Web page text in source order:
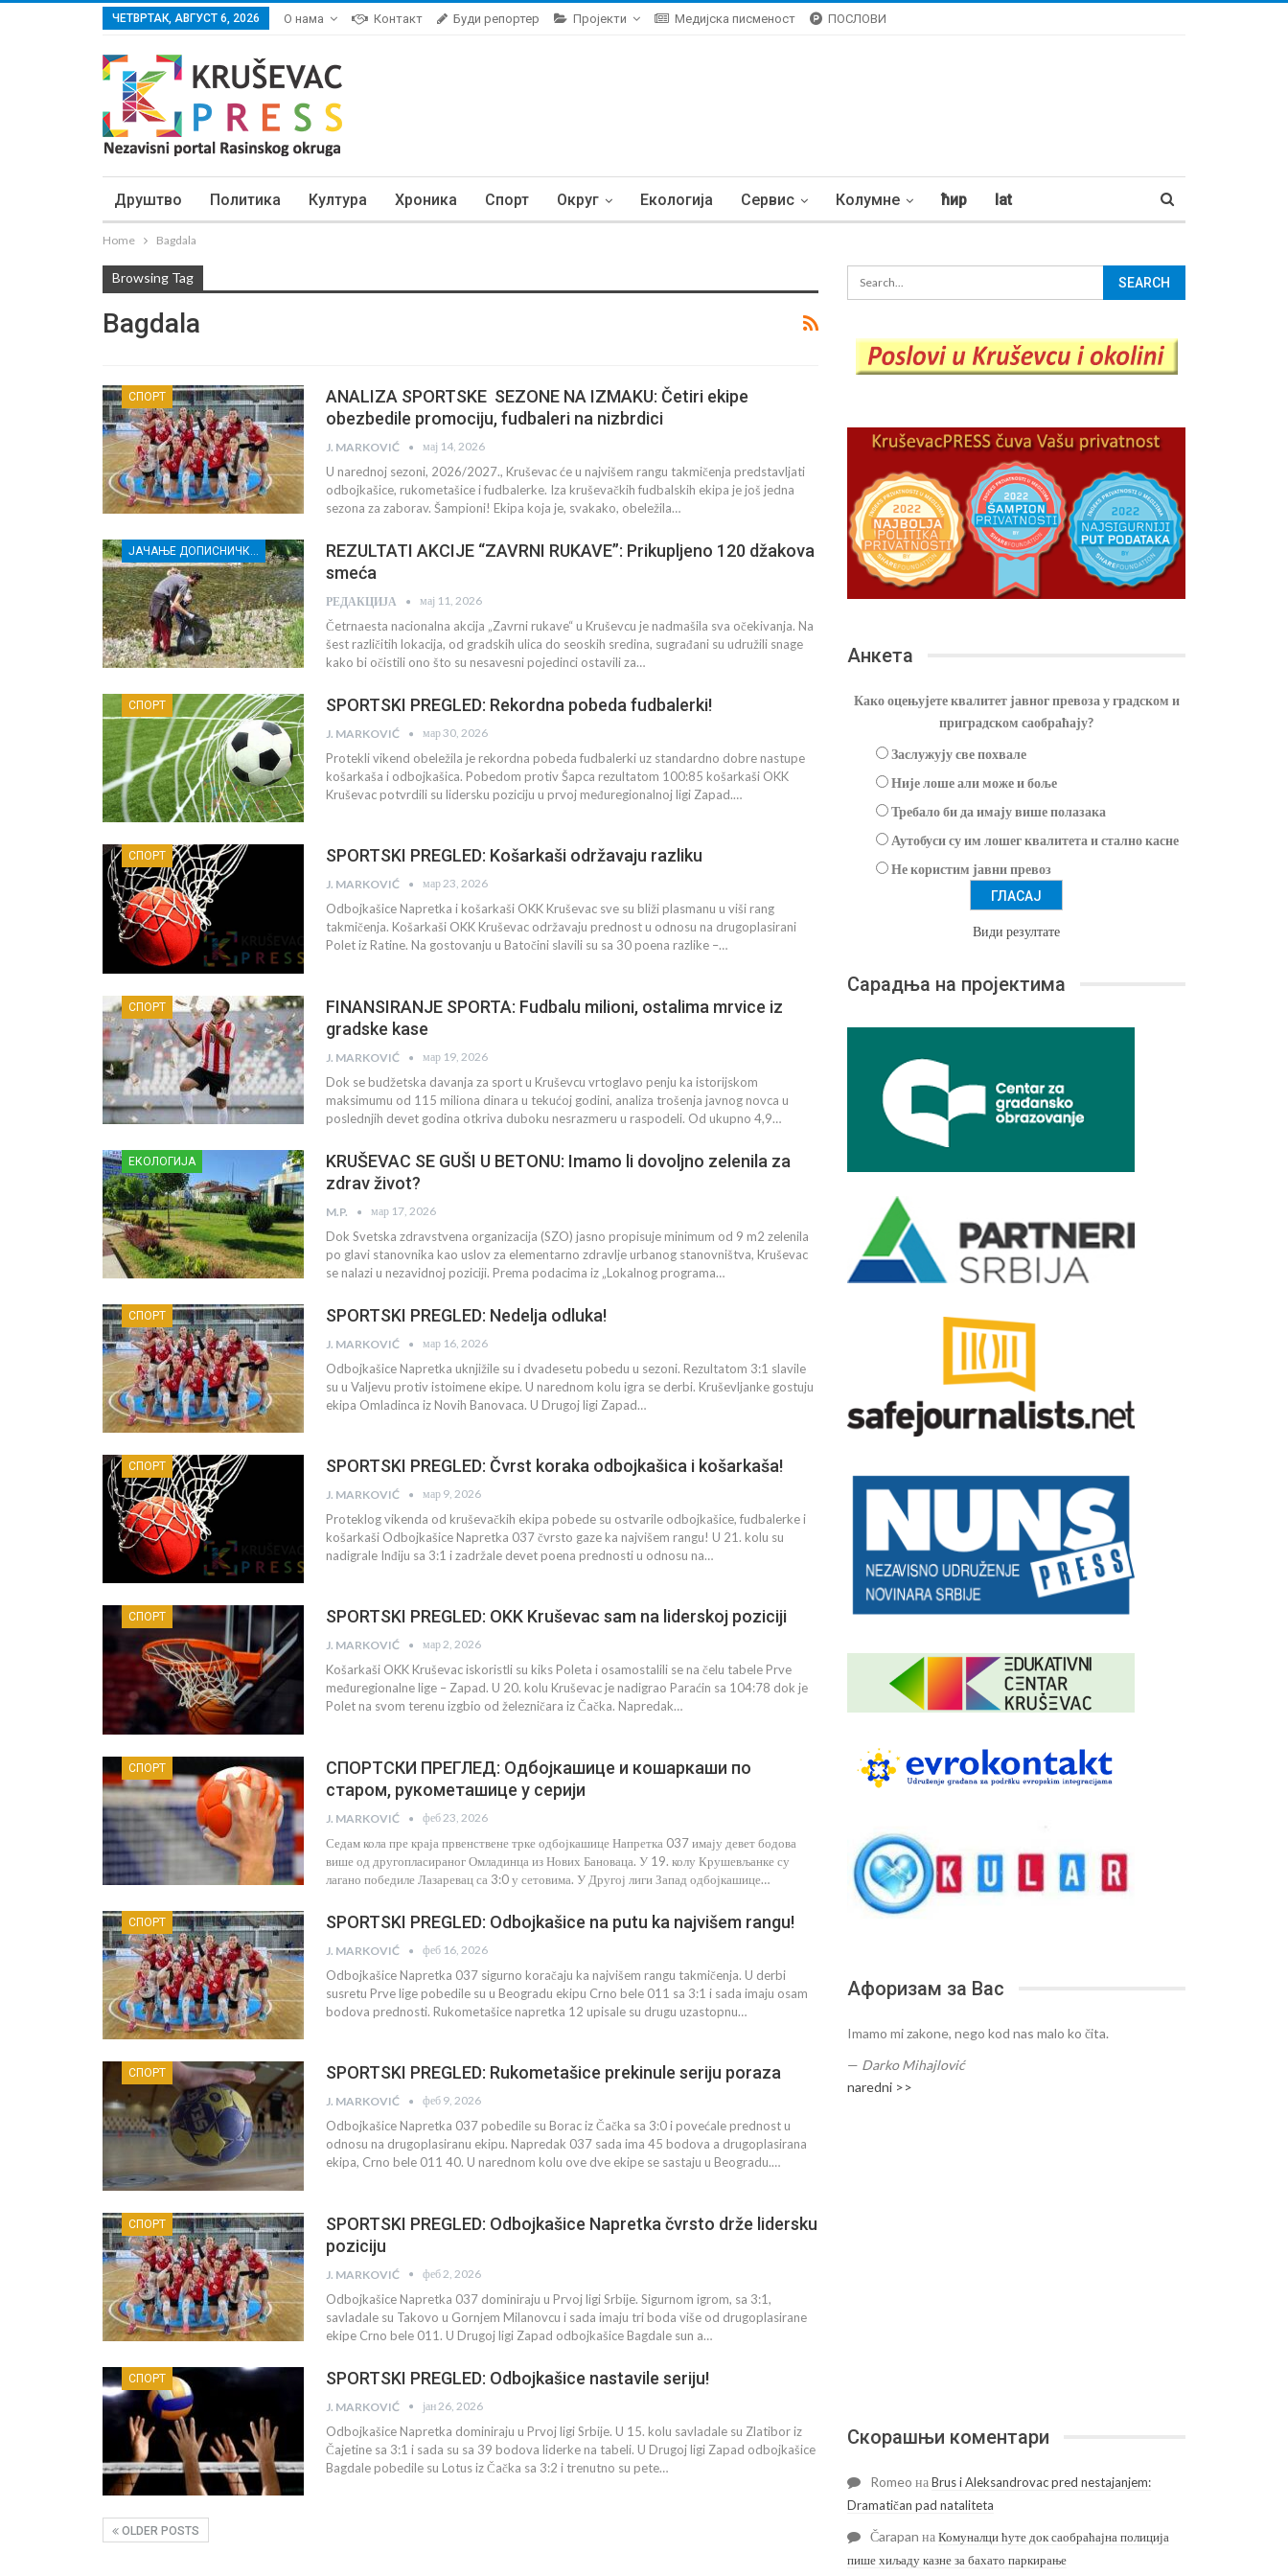
ЧЕТВРТАК, АВГУСТ 6, 2026 О нама Контакт Буди репортер Пројекти Медијска писменост ПОСЛОВИ
Друштво Политика Култура Хроника Спорт Округ Екологија Сервис Колумне ћир lat
Home Bagdala
Browsing Tag
Bagdala
СПОРТ
ANALIZA SPORTSKE SEZONE NA IZMAKU: Četiri ekipe
obezbedile promociju, fudbaleri na nizbrdici
J. MARKOVIĆ мај 14, 2026
U narednoj sezoni, 2026/2027., Kruševac će u najvišem rangu takmičenja predstavljati
odbojkašice, rukometašice i fudbalerke. Iza kruševačkih fudbalskih ekipa je još jedna
sezona za zaborav. Šampioni! Ekipa koja je, svakako, obeležila…
ЈАЧАЊЕ ДОПИСНИЧКЕ МРЕЖЕ НЕЗАВИСНИХ МЕДИЈА У РАСИНСКОМ ОКРУГУ
REZULTATI AKCIJE “ZAVRNI RUKAVE”: Prikupljeno 120 džakova
smeća
РЕДАКЦИЈА мај 11, 2026
Četrnaesta nacionalna akcija „Zavrni rukave“ u Kruševcu je nadmašila sva očekivanja. Na
šest različitih lokacija, od gradskih ulica do seoskih sredina, sugrađani su udružili snage
kako bi očistili ono što su nesavesni pojedinci ostavili za…
СПОРТ SPORTSKI PREGLED: Rekordna pobeda fudbalerki!
J. MARKOVIĆ мар 30, 2026
Protekli vikend obeležila je rekordna pobeda fudbalerki uz standardno dobre nastupe
košarkaša i odbojkašica. Pobedom protiv Šapca rezultatom 100:85 košarkaši OKK
Kruševac potvrdili su lidersku poziciju u prvoj međuregionalnoj ligi Zapad.…
СПОРТ SPORTSKI PREGLED: Košarkaši održavaju razliku
J. MARKOVIĆ мар 23, 2026
Odbojkašice Napretka i košarkaši OKK Kruševac sve su bliži plasmanu u viši rang
takmičenja. Košarkaši OKK Kruševac održavaju prednost u odnosu na drugoplasirani
Polet iz Ratine. Na gostovanju u Batočini slavili su sa 30 poena razlike –…
СПОРТ
FINANSIRANJE SPORTA: Fudbalu milioni, ostalima mrvice iz
gradske kase
J. MARKOVIĆ мар 19, 2026
Dok se budžetska davanja za sport u Kruševcu vrtoglavo penju ka istorijskom
maksimumu od 115 miliona dinara u tekućoj godini, analiza trošenja javnog novca u
poslednjih devet godina otkriva duboku nesrazmeru u raspodeli. Od ukupno 4,9…
ЕКОЛОГИЈА
KRUŠEVAC SE GUŠI U BETONU: Imamo li dovoljno zelenila za
zdrav život?
M.P. мар 17, 2026
Dok Svetska zdravstvena organizacija (SZO) jasno propisuje minimum od 9 m2 zelenila
po glavi stanovnika kao uslov za elementarno zdravlje urbanog stanovništva, Kruševac
se nalazi u nezavidnoj poziciji. Prema podacima iz „Lokalnog programa…
СПОРТ SPORTSKI PREGLED: Nedelja odluka!
J. MARKOVIĆ мар 16, 2026
Odbojkašice Napretka uknjižile su i dvadesetu pobedu u sezoni. Rezultatom 3:1 slavile
su u Valjevu protiv istoimene ekipe. U narednom kolu igra se derbi. Kruševljanke gostuju
ekipa Omladinca iz Novih Banovaca. U Drugoj ligi Zapad…
СПОРТ SPORTSKI PREGLED: Čvrst koraka odbojkašica i košarkaša!
J. MARKOVIĆ мар 9, 2026
Proteklog vikenda od kruševačkih ekipa pobede su ostvarile odbojkašice, fudbalerke i
košarkaši Odbojkašice Napretka 037 čvrsto gaze ka najvišem rangu! U 21. kolu su
nadigrale Inđiju sa 3:1 i zadržale devet poena prednosti u odnosu na…
СПОРТ SPORTSKI PREGLED: OKK Kruševac sam na liderskoj poziciji
J. MARKOVIĆ мар 2, 2026
Košarkaši OKK Kruševac iskoristli su kiks Poleta i osamostalili se na čelu tabele Prve
međuregionalne lige – Zapad. U 20. kolu Kruševac je nadigrao Paraćin sa 104:78 dok je
Polet na svom terenu izgbio od železničara iz Čačka. Napredak…
СПОРТ
СПОРТСКИ ПРЕГЛЕД: Одбојкашице и кошаркаши по
старом, рукометашице у серији
J. MARKOVIĆ феб 23, 2026
Седам кола пре краја првенствене трке одбојкашице Напретка 037 имају девет бодова
више од другопласираног Омладинца из Нових Бановаца. У 19. колу Крушевљанке су
лагано победиле Лазаревац са 3:0 у сетовима. У Другој лиги Запад одбојкашице…
СПОРТ SPORTSKI PREGLED: Odbojkašice na putu ka najvišem rangu!
J. MARKOVIĆ феб 16, 2026
Odbojkašice Napretka 037 sigurno koračaju ka najvišem rangu takmičenja. U derbi
susretu Prve lige pobedile su u Beogradu ekipu Crno bele 011 sa 3:1 i sada imaju osam
bodova prednosti. Rukometašice napretka 12 upisale su drugu uzastopnu…
СПОРТ SPORTSKI PREGLED: Rukometašice prekinule seriju poraza
J. MARKOVIĆ феб 9, 2026
Odbojkašice Napretka 037 pobedile su Borac iz Čačka sa 3:0 i povećale prednost u
odnosu na drugoplasiranu ekipu. Napredak 037 sada ima 45 bodova a drugoplasirana
ekipa, Crno bele 011 40. U narednom kolu ove dve ekipe se sastaju u Beogradu.…
СПОРТ
SPORTSKI PREGLED: Odbojkašice Napretka čvrsto drže lidersku
poziciju
J. MARKOVIĆ феб 2, 2026
Odbojkašice Napretka 037 dominiraju u Prvoj ligi Srbije. Sigurnom igrom, sa 3:1,
savladale su Takovo u Gornjem Milanovcu i sada imaju tri boda više od drugoplasirane
ekipe Crno bele 011. U Drugoj ligi Zapad odbojkašice Bagdale sun a…
СПОРТ SPORTSKI PREGLED: Odbojkašice nastavile seriju!
J. MARKOVIĆ јан 26, 2026
Odbojkašice Napretka dominiraju u Prvoj ligi Srbije. U 15. kolu savladale su Zlatibor iz
Čajetine sa 3:1 i sada su sa 39 bodova liderke na tabeli. U Drugoj ligi Zapad odbojkašice
Bagdale pobedile su Lotus iz Čačka sa 3:2 i trenutno su pete…
OLDER POSTS
Анкета
Како оцењујете квалитет јавног превоза у градском и
приградском саобраћају?
Заслужују све похвале
Није лоше али може и боље
Требало би да имају више полазака
Аутобуси су им лошег квалитета и стално касне
Не користим јавни превоз
Види резултате
Сарадња на пројектима
Афоризам за Вас
Imamo mi zakone, nego kod nas malo ko čita.
— Darko Mihajlović
naredni >>
Скорашњи коментари
Romeo наBrus i Aleksandrovac pred nestajanjem:
Dramatičan pad nataliteta
Čarapan наКомуналци ћуте док саобраћајна полиција
пише хиљаду казне за бахато паркирање